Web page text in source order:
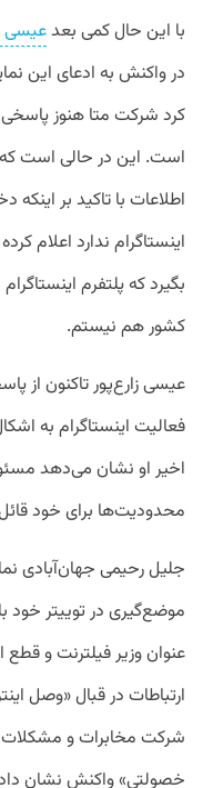
با این حال کمی بعدعیسی
در واکنش به ادعای این
کرد شرکت متا هنوز
است. این در حالی است که
اطلاعات با تاکید بر
اینستاگرام ندارد اعلام
بگیرد که پلتفرم
کشور هم نیستم.
عیسی زارع‌پور تاکنون از
فعالیت اینستاگرام به
اخیر او نشان می‌دهد
محدودیت‌ها برای خود
جلیل رحیمی جهان‌آبادی
موضع‌گیری در توییتر خود
عنوان وزیر فیلترنت و قطع
ارتباطات در قبال «وصل
شرکت مخابرات و
خصولتی» واکنش نشان